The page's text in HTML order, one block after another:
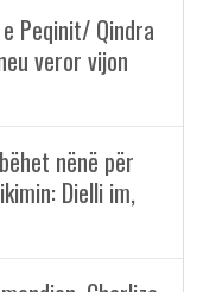
Peqinit/ Qindra
veror vijon
nënë për
Dielli im,